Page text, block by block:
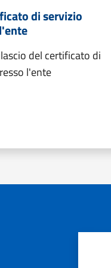
di servizio
del certificato di
l'ente